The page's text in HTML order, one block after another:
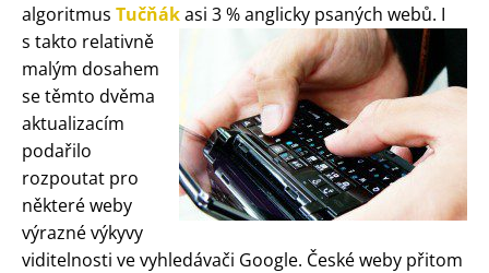
algoritmus Tučňákasi 3 % anglicky psaných webů. I
s takto relativně
malým dosahem
se těmto dvěma
aktualizacím
podařilo
rozpoutat pro
některé weby
výrazné výkyvy
viditelnosti ve vyhledávači Google. České weby přitom